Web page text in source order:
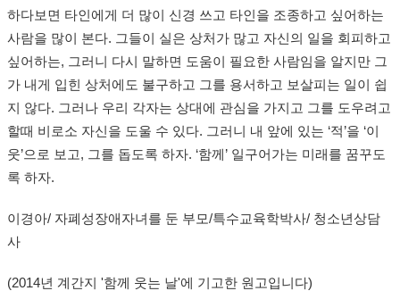
하다보면 타인에게 더 많이 신경 쓰고 타인을 조종하고 싶어하는
사람을 많이 본다. 그들이 실은 상처가 많고 자신의 일을 회피하고
싶어하는, 그러니 다시 말하면 도움이 필요한 사람임을 알지만 그
가 내게 입힌 상처에도 불구하고 그를 용서하고 보살피는 일이 쉽
지 않다. 그러나 우리 각자는 상대에 관심을 가지고 그를 도우려고
할때 비로소 자신을 도울 수 있다. 그러니 내 앞에 있는 ‘적’을 ‘이
웃’으로 보고, 그를 돕도록 하자. ‘함께’ 일구어가는 미래를 꿈꾸도
록 하자.
이경아/ 자폐성장애자녀를 둔 부모/특수교육학박사/ 청소년상담
사
(2014년 계간지 '함께 웃는 날'에 기고한 원고입니다)